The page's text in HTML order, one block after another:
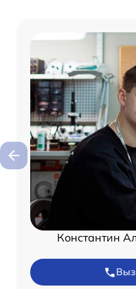
Константин